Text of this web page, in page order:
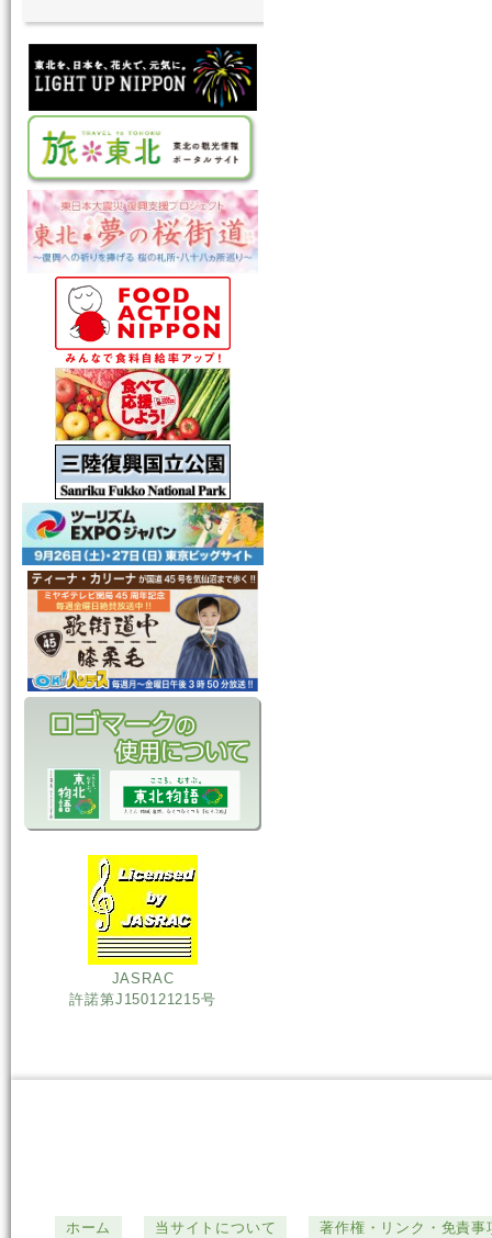
JASRAC
許諾第J150121215号
ホーム 当サイトについて 著作権・リンク・免責事